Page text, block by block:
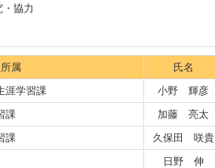
協力
所属 氏名
涯学習課 小野 輝彦
課 加藤 亮太
課 久保田 咲貴
日野 伸